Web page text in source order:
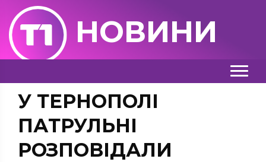
НОВИНИ
У ТЕРНОПОЛІ
ПАТРУЛЬНІ
РОЗПОВІДАЛИ